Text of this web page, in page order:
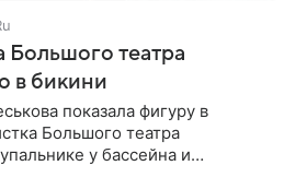
Большого театра
в бикини
показала фигуру в
Большого театра
у бассейна и